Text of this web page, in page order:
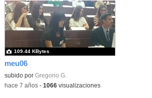
meu06
subido por Gregorio G.
109.44 KBytes
-hace 7 años- 1066visualizaciones